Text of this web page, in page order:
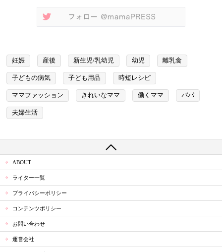
妊娠 産後 新生児/乳幼児 幼児 離乳食
子どもの病気 子ども用品 時短レシピ
ママファッション きれいなママ 働くママ パパ
夫婦生活
ABOUT
ライター一覧
プライバシーポリシー
コンテンツポリシー
お問い合わせ
運営会社